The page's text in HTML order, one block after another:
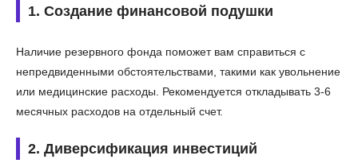
1. Создание финансовой подушки
Наличие резервного фонда поможет вам справиться с
непредвиденными обстоятельствами, такими как увольнение
или медицинские расходы. Рекомендуется откладывать 3-6
месячных расходов на отдельный счет.
2. Диверсификация инвестиций